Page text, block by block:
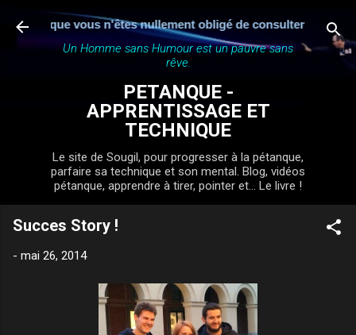
Accéder au contenu principal
que vous n'êtes nullement obligé de consulter ou
Un Homme sans Humour est un pauvre sans
rêve.
PETANQUE -
APPRENTISSAGE ET
TECHNIQUE
Le site de Sougil, pour progresser à la pétanque,
parfaire sa technique et son mental. Blog, vidéos
pétanque, apprendre à tirer, pointer et... Le livre !
Succes Story !
- mai 26, 2014